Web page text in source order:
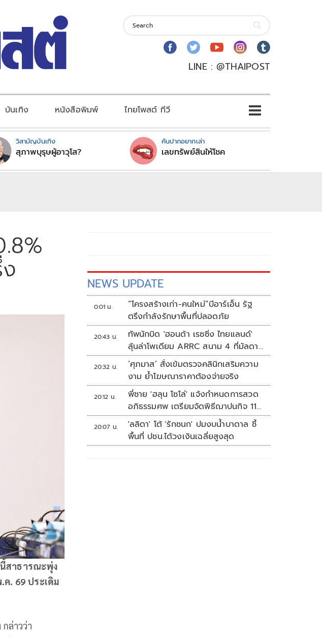
LINE : @THAIPOST
บันเทิง หนังสือพิมพ์ ไทยโพสต์ ทีวี
วิสามัญบันเทิง
สุภาพบุรุษผู้อาวุโส?
คันปากอยากเล่า
เลขทรัพย์สินให้โชค
สาธารณะพุ่ง
. 69 ประเดิม
ล่าวว่า
NEWS UPDATE
0:01 น.
“โครงสร้างเก่า-คนใหม่”บีอาร์เอ็น รัฐ
ตรึงกำลังรักษาพื้นที่ปลอดภัย
20:43 น.
ทัพนักบิด 'ฮอนด้า เรซซิ่ง ไทยแลนด์'
ลุ้นล่าโพเดียม ARRC สนาม 4 ที่มัลดาลิ
กา
20:32 น.
‘ศุภมาส’ สั่งเข้มตรวจคลินิกเสริมความ
งาม ย้ำโฆษณาราคาต้องจ่ายจริง
20:12 น.
พี่ชาย 'ฮลุน โซโล่' แจ้งกำหนดการสวด
อภิธรรมศพ เตรียมจัดพิธีฌาปนกิจ 11
ส.ค.
20:07 น.
'ลลิดา' โต้ 'รักชนก' ปมงบน้ำบาดาล ชี้
พื้นที่ ปชน.ได้วงเงินเฉลี่ยสูงสุด